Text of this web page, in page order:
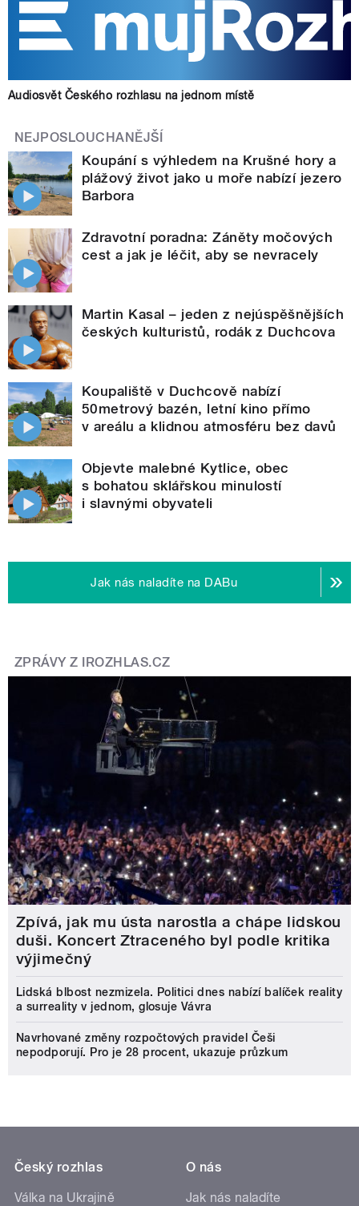
Audiosvět Českého rozhlasu na jednom místě
NEJPOSLOUCHANĚJŠÍ
Koupání s výhledem na Krušné hory a
plážový život jako u moře nabízí jezero
Barbora
Zdravotní poradna: Záněty močových
cest a jak je léčit, aby se nevracely
Martin Kasal – jeden z nejúspěšnějších
českých kulturistů, rodák z Duchcova
Koupaliště v Duchcově nabízí
50metrový bazén, letní kino přímo
v areálu a klidnou atmosféru bez davů
Objevte malebné Kytlice, obec
s bohatou sklářskou minulostí
i slavnými obyvateli
Jak nás naladíte na DABu
ZPRÁVY Z IROZHLAS.CZ
Zpívá, jak mu ústa narostla a chápe lidskou
duši. Koncert Ztraceného byl podle kritika
výjimečný
Lidská blbost nezmizela. Politici dnes nabízí balíček reality
a surreality v jednom, glosuje Vávra
Navrhované změny rozpočtových pravidel Češi
nepodporují. Pro je 28 procent, ukazuje průzkum
Český rozhlas
Válka na Ukrajině
O nás
Jak nás naladíte